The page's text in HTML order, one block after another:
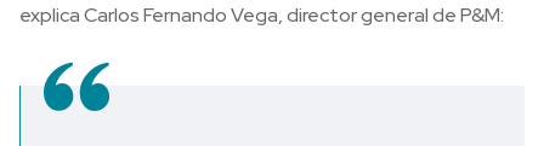
explica Carlos Fernando Vega, director general de P&M: